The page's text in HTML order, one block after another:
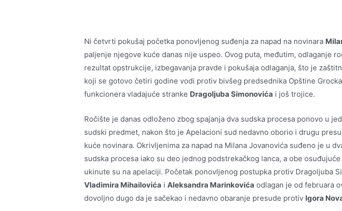
Ni četvrti pokušaj početka ponovljenog suđenja za napad na novinara
paljenje njegove kuće danas nije uspeo. Ovog puta, međutim, odlaganje
rezultat opstrukcije, izbegavanja pravde i pokušaja odlaganja, što je
koji se gotovo četiri godine vodi protiv bivšeg predsednika Opštine
funkcionera vladajuće stranke Dragoljuba Simonovića i još trojice.
Ročište je danas odloženo zbog spajanja dva sudska procesa ponovo u
sudski predmet, nakon što je Apelacioni sud nedavno oborio i drugu
kuće novinara. Okrivljenima za napad na Milana Jovanovića suđeno je u
sudska procesa iako su deo jednog podstrekačkog lanca, a obe
ukinute su na apelaciji. Početak ponovljenog postupka protiv Dragoljuba
Vladimira Mihailovića iAleksandra Marinkovića odlagan je od februara
dovoljno dugo da je sačekao i nedavno obaranje presude protiv Igora